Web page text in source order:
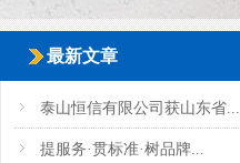
最新文章
泰山恒信有限公司获山东省...
提服务·贯标准·树品牌...